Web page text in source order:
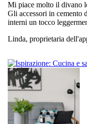
Mi piace molto il divano
Gli accessori in cemento
interni un tocco
Linda, proprietaria